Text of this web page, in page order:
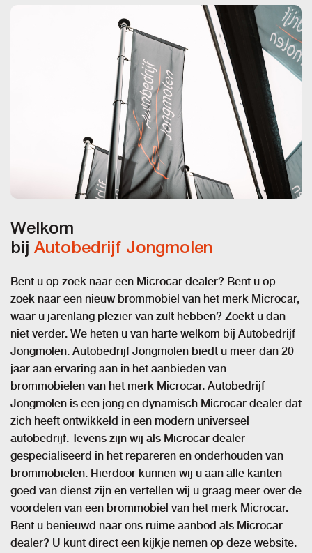
Welkom
bij Autobedrijf Jongmolen
Bent u op zoek naar een Microcar dealer? Bent u op
zoek naar een nieuw brommobiel van het merk Microcar,
waar u jarenlang plezier van zult hebben? Zoekt u dan
niet verder. We heten u van harte welkom bij Autobedrijf
Jongmolen. Autobedrijf Jongmolen biedt u meer dan 20
jaar aan ervaring aan in het aanbieden van
brommobielen van het merk Microcar. Autobedrijf
Jongmolen is een jong en dynamisch Microcar dealer dat
zich heeft ontwikkeld in een modern universeel
autobedrijf. Tevens zijn wij als Microcar dealer
gespecialiseerd in het repareren en onderhouden van
brommobielen. Hierdoor kunnen wij u aan alle kanten
goed van dienst zijn en vertellen wij u graag meer over de
voordelen van een brommobiel van het merk Microcar.
Bent u benieuwd naar ons ruime aanbod als Microcar
dealer? U kunt direct een kijkje nemen op deze website.